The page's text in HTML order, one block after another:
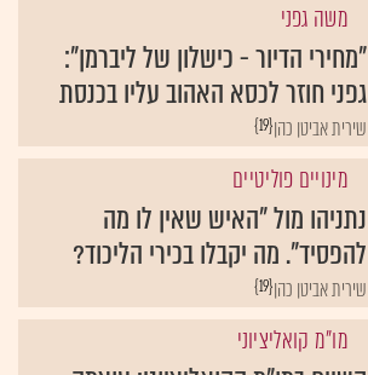
משה גפני
"מחירי הדיור - כישלון של ליברמן":
גפני חוזר לכסא האהוב עליו בכנסת
{19}שירית אביטן כהן
מינויים פוליטיים
נתניהו מול "האיש שאין לו מה
להפסיד". מה יקבלו בכירי הליכוד?
{19}שירית אביטן כהן
מו"מ קואליציוני